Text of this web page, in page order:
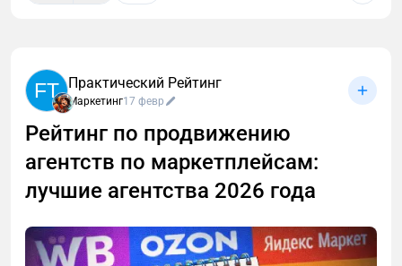
FT Практический Рейтинг
Маркетинг17 февр
Рейтинг по продвижению
агентств по маркетплейсам:
лучшие агентства 2026 года